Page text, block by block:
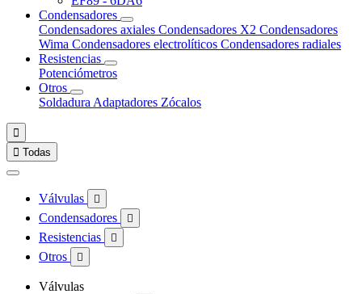
Condensadores
Condensadores axiales Condensadores X2 Condensadores
Wima Condensadores electrolíticos Condensadores radiales
Resistencias
Potenciómetros
Otros
Soldadura Adaptadores Zócalos

 Todas
Válvulas 
Condensadores 
Resistencias 
Otros 
Válvulas